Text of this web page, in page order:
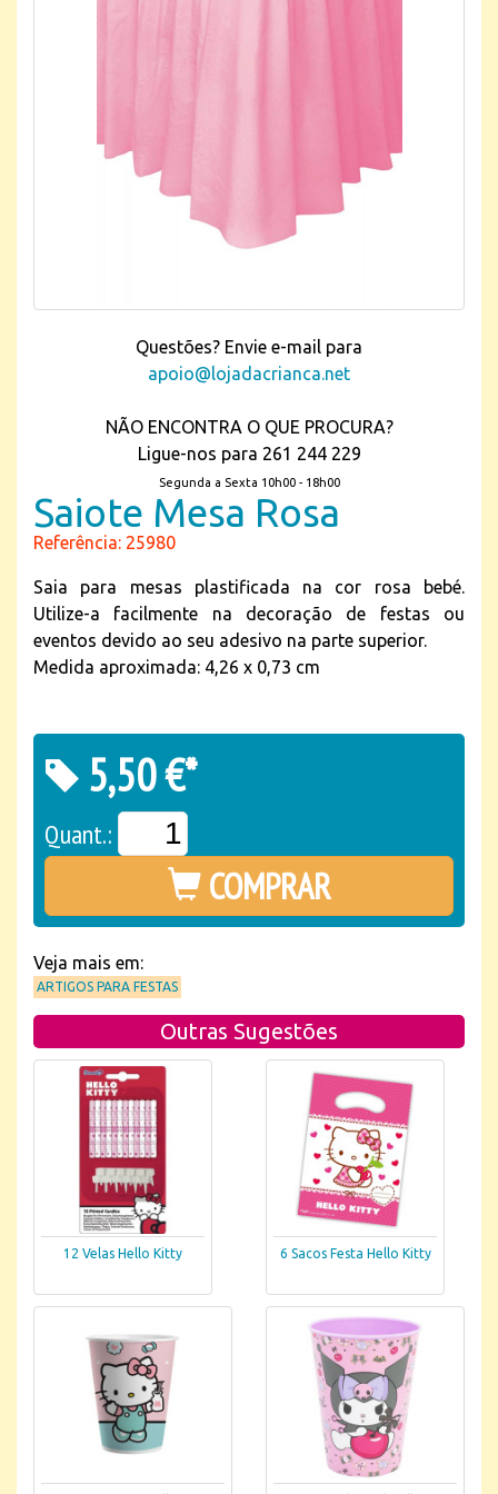
Questões? Envie e-mail para
apoio@lojadacrianca.net
NÃO ENCONTRA O QUE PROCURA?
Ligue-nos para 261 244 229
Segunda a Sexta 10h00 - 18h00
Saiote Mesa Rosa
Referência: 25980
Saia para mesas plastificada na cor rosa bebé.
Utilize-a facilmente na decoração de festas ou
eventos devido ao seu adesivo na parte superior.
Medida aproximada: 4,26 x 0,73 cm
5,50 €*
Quant.:
COMPRAR
Veja mais em:
ARTIGOS PARA FESTAS
Outras Sugestões
12 Velas Hello Kitty 6 Sacos Festa Hello Kitty